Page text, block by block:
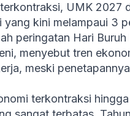
UMK 2027
kini melampaui 3
peringatan Hari
menyebut tren
meski
terkontraksi